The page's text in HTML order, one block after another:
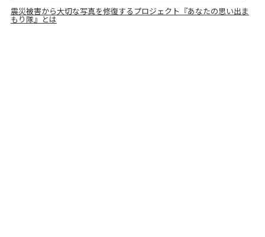
震災被害から大切な写真を修復するプロジェクト『あなたの思い出ま
もり隊』とは